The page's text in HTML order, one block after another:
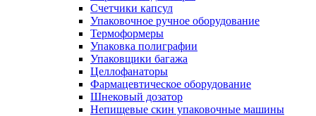
Счетчики капсул
Упаковочное ручное оборудование
Термоформеры
Упаковка полиграфии
Упаковщики багажа
Целлофанаторы
Фармацевтическое оборудование
Шнековый дозатор
Непищевые скин упаковочные машины